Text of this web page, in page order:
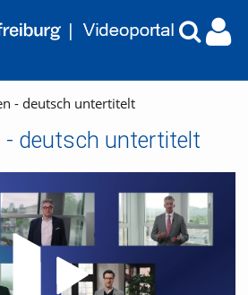
- deutsch untertitelt
- deutsch untertitelt